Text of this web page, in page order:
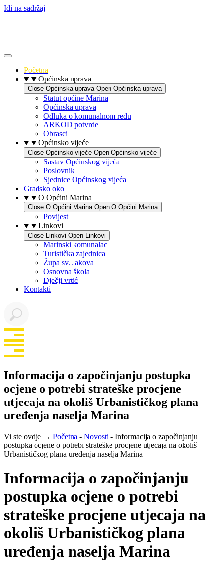
Idi na sadržaj
Početna
Općinska uprava
Close Općinska uprava Open Općinska uprava
Statut općine Marina
Općinska uprava
Odluka o komunalnom redu
ARKOD potvrde
Obrasci
Općinsko vijeće
Close Općinsko vijeće Open Općinsko vijeće
Sastav Općinskog vijeća
Poslovnik
Sjednice Općinskog vijeća
Gradsko oko
O Općini Marina
Close O Općini Marina Open O Općini Marina
Povijest
Linkovi
Close Linkovi Open Linkovi
Marinski komunalac
Turistička zajednica
Župa sv. Jakova
Osnovna škola
Dječji vrtić
Kontakti
Informacija o započinjanju postupka
ocjene o potrebi strateške procjene
utjecaja na okoliš Urbanističkog plana
uređenja naselja Marina
Vi ste ovdje → Početna - Novosti - Informacija o započinjanju
postupka ocjene o potrebi strateške procjene utjecaja na okoliš
Urbanističkog plana uređenja naselja Marina
Informacija o započinjanju
postupka ocjene o potrebi
strateške procjene utjecaja na
okoliš Urbanističkog plana
uređenja naselja Marina